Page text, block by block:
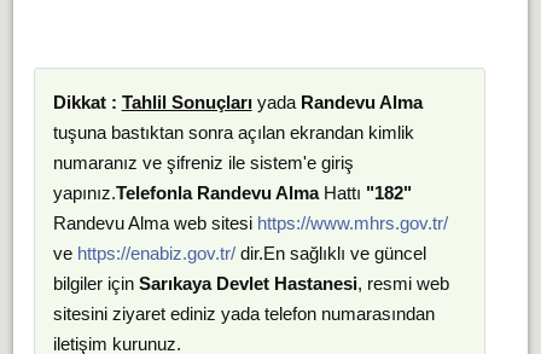
Dikkat : Tahlil Sonuçlarıyada Randevu Alma
tuşuna bastıktan sonra açılan ekrandan kimlik
numaranız ve şifreniz ile sistem'e giriş
yapınız.Telefonla Randevu AlmaHattı "182"
Randevu Alma web sitesi https://www.mhrs.gov.tr/
ve https://enabiz.gov.tr/dir.En sağlıklı ve güncel
bilgiler için Sarıkaya Devlet Hastanesi, resmi web
sitesini ziyaret ediniz yada telefon numarasından
iletişim kurunuz.